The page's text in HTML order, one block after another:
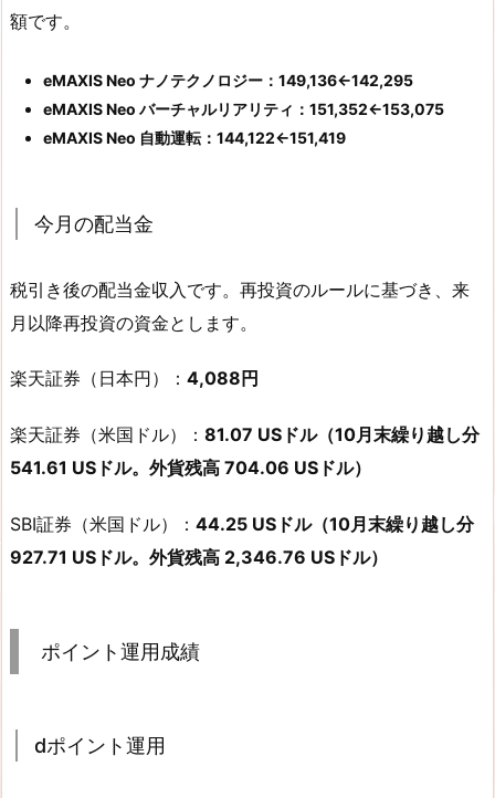
額です。
eMAXIS Neo ナノテクノロジー：149,136←142,295
eMAXIS Neo バーチャルリアリティ：151,352←153,075
eMAXIS Neo 自動運転：144,122←151,419
今月の配当金
税引き後の配当金収入です。再投資のルールに基づき、来
月以降再投資の資金とします。
楽天証券（日本円）： 4,088円
楽天証券（米国ドル）： 81.07 USドル（10月末繰り越し分
541.61 USドル。外貨残高 704.06 USドル）
SBI証券（米国ドル）： 44.25 USドル（10月末繰り越し分
927.71 USドル。外貨残高 2,346.76 USドル）
ポイント運用成績
dポイント運用